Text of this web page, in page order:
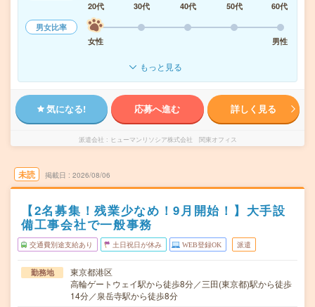
20代
30代 40代 50代
60代
男女比率
女性
男性
もっと見る
気になる! 応募へ進む 詳しく見る
派遣会社 ヒューマンリソシア株式会社 関東オフィス
未読 掲載日 2026/08/06
【2名募集！残業少なめ！9月開始！】大手設
備工事会社で一般事務
交通費別途支給あり 土日祝日が休み WEB登録OK 派遣
勤務地
東京都港区
高輪ゲートウェイ駅から徒歩8分／三田(東京都)駅から徒歩
14分／泉岳寺駅から徒歩8分